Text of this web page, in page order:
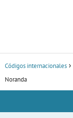
Códigos internacionales
Noranda